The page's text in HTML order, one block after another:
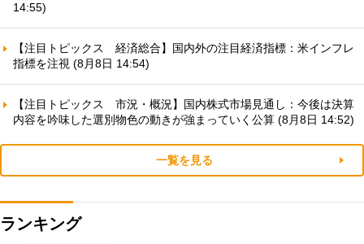
14:55)
【注目トピックス 経済総合】国内外の注目経済指標：米インフレ
指標を注視 (8月8日 14:54)
【注目トピックス 市況・概況】国内株式市場見通し：今後は決算
内容を吟味した選別物色の動きが強まっていく公算 (8月8日 14:52)
一覧を見る
ランキング